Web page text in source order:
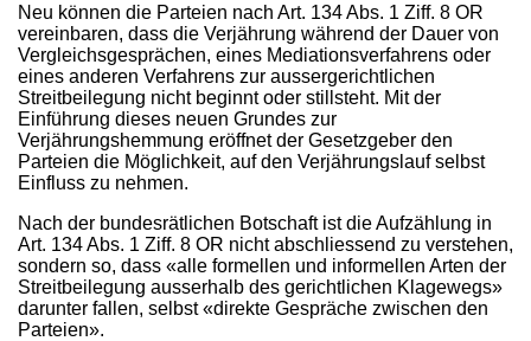
Neu können die Parteien nach Art. 134 Abs. 1 Ziff. 8 OR
vereinbaren, dass die Verjährung während der Dauer von
Vergleichsgesprächen, eines Mediationsverfahrens oder
eines anderen Verfahrens zur aussergerichtlichen
Streitbeilegung nicht beginnt oder stillsteht. Mit der
Einführung dieses neuen Grundes zur
Verjährungshemmung eröffnet der Gesetzgeber den
Parteien die Möglichkeit, auf den Verjährungslauf selbst
Einfluss zu nehmen.
Nach der bundesrätlichen Botschaft ist die Aufzählung in
Art. 134 Abs. 1 Ziff. 8 OR nicht abschliessend zu verstehen,
sondern so, dass «alle formellen und informellen Arten der
Streitbeilegung ausserhalb des gerichtlichen Klagewegs»
darunter fallen, selbst «direkte Gespräche zwischen den
Parteien».